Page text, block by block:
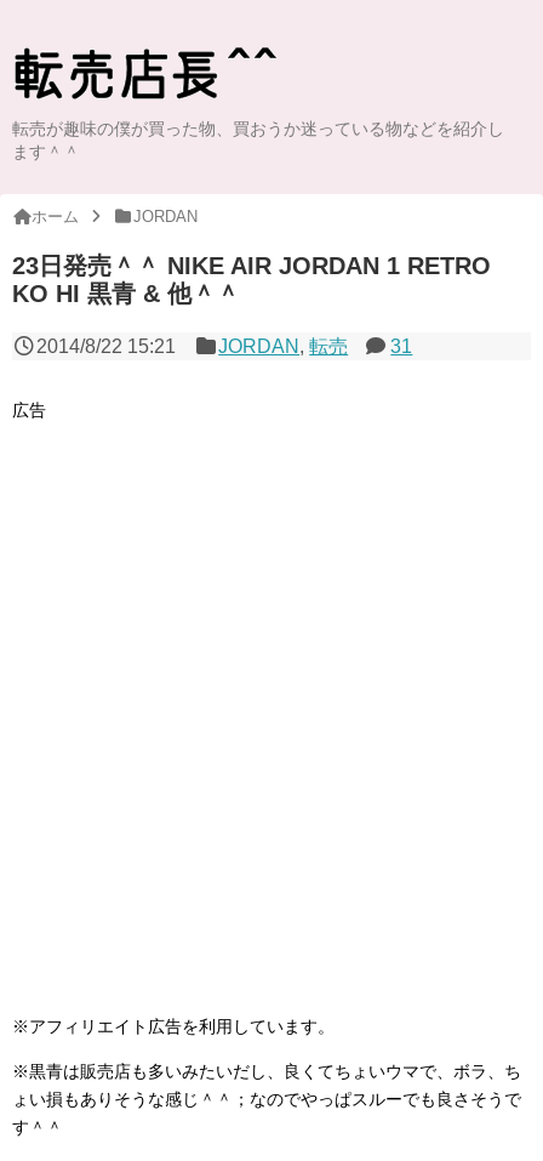
転売が趣味の僕が買った物、買おうか迷っている物などを紹介し
ます＾＾
ホーム JORDAN
23日発売＾＾ NIKE AIR JORDAN 1 RETRO
KO HI 黒青 & 他＾＾
2014/8/22 15:21 JORDAN ,転売 31
広告
※アフィリエイト広告を利用しています。
※黒青は販売店も多いみたいだし、良くてちょいウマで、ボラ、ち
ょい損もありそうな感じ＾＾；なのでやっぱスルーでも良さそうで
す＾＾